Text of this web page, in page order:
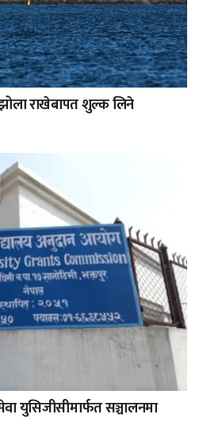
राखेबापत शुल्क लिने
युसिजीसीमार्फत सञ्चालनमा